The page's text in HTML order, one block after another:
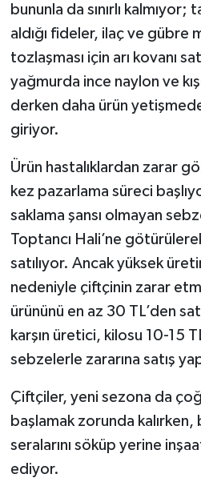
bununla da sınırlı kalmıyor;
aldığı fideler, ilaç ve gübre
tozlaşması için arı kovanı
yağmurda ince naylon ve
derken daha ürün
giriyor.
Ürün hastalıklardan zarar
kez pazarlama süreci
saklama şansı olmayan
Toptancı Hali’ne
satılıyor. Ancak yüksek
nedeniyle çiftçinin zarar
ürününü en az 30 TL’den
karşın üretici, kilosu 10-15
sebzelerle zararına satış
Çiftçiler, yeni sezona da
başlamak zorunda kalırken,
seralarını söküp yerine
ediyor.